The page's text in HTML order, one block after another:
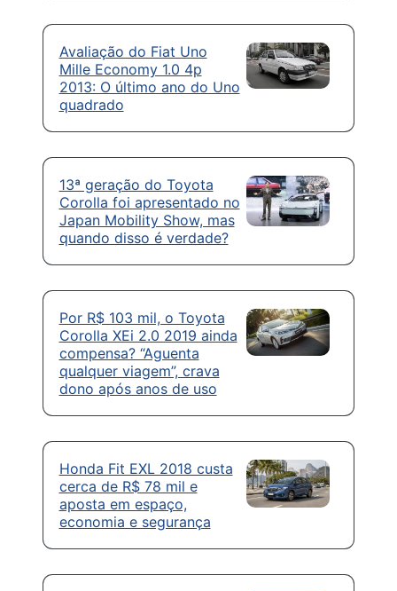
Avaliação do Fiat Uno
Mille Economy 1.0 4p
2013: O último ano do Uno
quadrado
13ª geração do Toyota
Corolla foi apresentado no
Japan Mobility Show, mas
quando disso é verdade?
Por R$ 103 mil, o Toyota
Corolla XEi 2.0 2019 ainda
compensa? “Aguenta
qualquer viagem”, crava
dono após anos de uso
Honda Fit EXL 2018 custa
cerca de R$ 78 mil e
aposta em espaço,
economia e segurança